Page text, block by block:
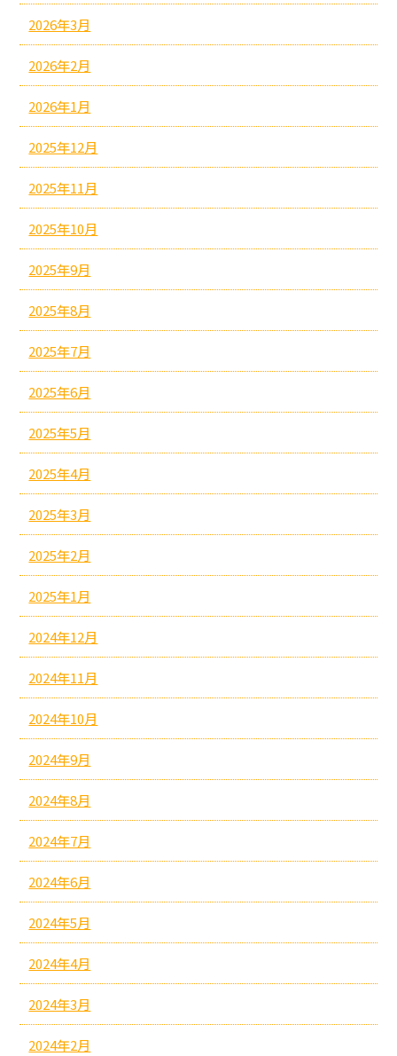
2026年3月
2026年2月
2026年1月
2025年12月
2025年11月
2025年10月
2025年9月
2025年8月
2025年7月
2025年6月
2025年5月
2025年4月
2025年3月
2025年2月
2025年1月
2024年12月
2024年11月
2024年10月
2024年9月
2024年8月
2024年7月
2024年6月
2024年5月
2024年4月
2024年3月
2024年2月